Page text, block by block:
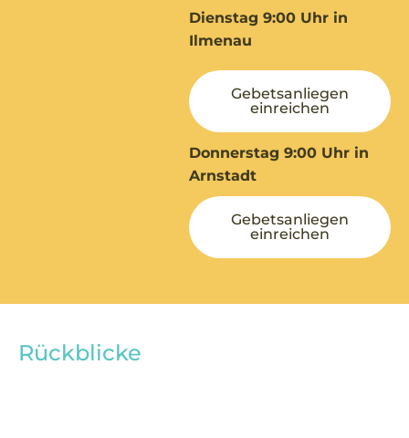
Dienstag 9:00 Uhr in
Ilmenau
Gebetsanliegen
einreichen
Donnerstag 9:00 Uhr in
Arnstadt
Gebetsanliegen
einreichen
Rückblicke